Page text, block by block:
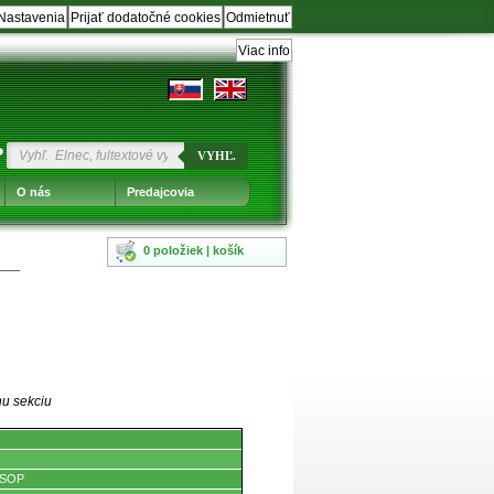
Odmietnuť
Prijať dodatočné cookies
Nastavenia
Viac info
VYHĽ.
O nás Predajcovia
0 položiek | košík
sekciu